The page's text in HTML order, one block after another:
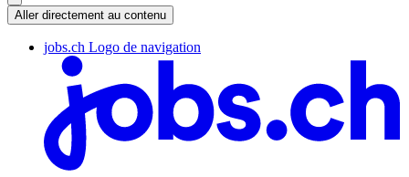
Aller directement au contenu
jobs.ch Logo de navigation